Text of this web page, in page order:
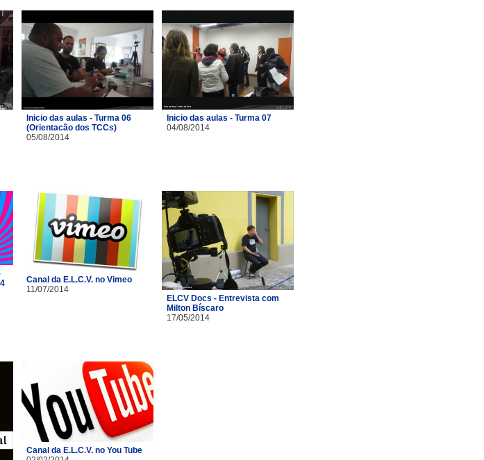
Inicio das aulas - Turma 06
(Orientacão dos TCCs)
05/08/2014
Inicio das aulas - Turma 07
04/08/2014
Canal da E.L.C.V. no Vimeo
11/07/2014
ELCV Docs - Entrevista com
Milton Bíscaro
17/05/2014
Canal da E.L.C.V. no You Tube